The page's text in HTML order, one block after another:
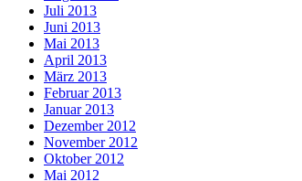
Juli 2013
Juni 2013
Mai 2013
April 2013
März 2013
Februar 2013
Januar 2013
Dezember 2012
November 2012
Oktober 2012
Mai 2012